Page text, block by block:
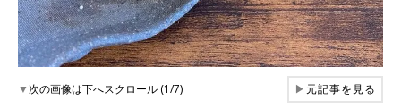
▼次の画像は下へスクロール (1/7) ▶元記事を見る